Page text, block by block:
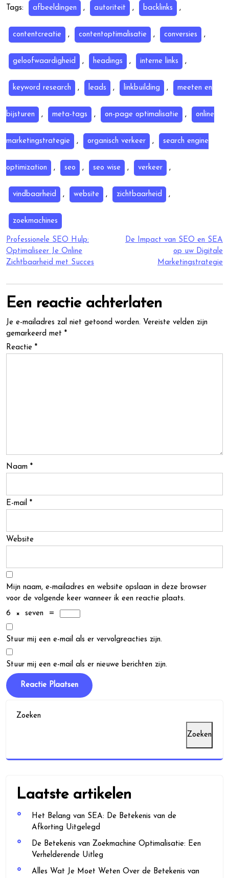
Tags: afbeeldingen , autoriteit , backlinks ,
contentcreatie , contentoptimalisatie , conversies ,
geloofwaardigheid , headings , interne links ,
keyword research , leads , linkbuilding , meeten en
bijsturen , meta-tags , on-page optimalisatie , online
marketingstrategie , organisch verkeer , search engine
optimization , seo , seo wise , verkeer ,
vindbaarheid , website , zichtbaarheid ,
zoekmachines
Berichtnavigatie
Professionele SEO Hulp:
Optimaliseer Je Online
Zichtbaarheid met Succes
De Impact van SEO en SEA
op uw Digitale
Marketingstrategie
Een reactie achterlaten
Je e-mailadres zal niet getoond worden. Vereiste velden zijn
gemarkeerd met *
Reactie *
Naam *
E-mail *
Website
Mijn naam, e-mailadres en website opslaan in deze browser
voor de volgende keer wanneer ik een reactie plaats.
6
× seven =
Stuur mij een e-mail als er vervolgreacties zijn.
Stuur mij een e-mail als er nieuwe berichten zijn.
Zoeken
Zoeken
Laatste artikelen
Het Belang van SEA: De Betekenis van de
Afkorting Uitgelegd
De Betekenis van Zoekmachine Optimalisatie: Een
Verhelderende Uitleg
Alles Wat Je Moet Weten Over de Betekenis van